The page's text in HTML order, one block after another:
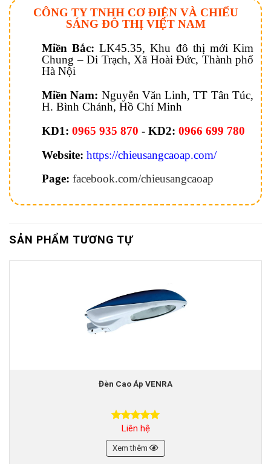
CÔNG TY TNHH CƠ ĐIỆN VÀ CHIẾU
SÁNG ĐÔ THỊ VIỆT NAM
Miền Bắc: LK45.35, Khu đô thị mới Kim
Chung – Di Trạch, Xã Hoài Đức, Thành phố
Hà Nội
Miền Nam: Nguyễn Văn Linh, TT Tân Túc,
H. Bình Chánh, Hồ Chí Minh
KD1: 0965 935 870 - KD2: 0966 699 780
Website: https://chieusangcaoap.com/
Page: facebook.com/chieusangcaoap
SẢN PHẨM TƯƠNG TỰ
Đèn Cao Áp VENRA
Được xếp
hạng5.00
5 sao
Liên hệ
Xem thêm